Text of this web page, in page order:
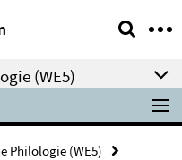
(WE5)
Philologie (WE5)